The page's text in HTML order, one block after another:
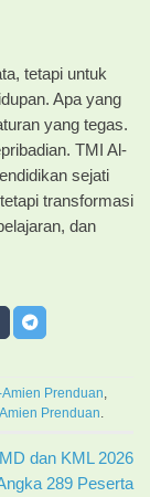
tetapi untuk
Apa yang
yang tegas.
TMI Al-
sejati
transformasi
dan
Prenduan
Prenduan
dan KML 2026
289 Peserta